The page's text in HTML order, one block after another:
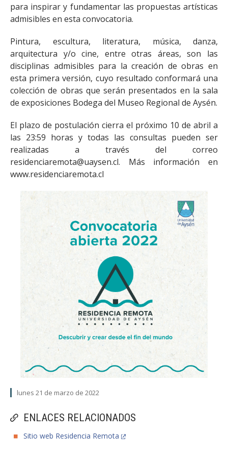
ENLACES RELACIONADOS
Sitio web Residencia Remota
para inspirar y fundamentar las propuestas artísticas
admisibles en esta convocatoria.
Pintura, escultura, literatura, música, danza,
arquitectura y/o cine, entre otras áreas, son las
disciplinas admisibles para la creación de obras en
esta primera versión, cuyo resultado conformará una
colección de obras que serán presentados en la sala
de exposiciones Bodega del Museo Regional de Aysén.
El plazo de postulación cierra el próximo 10 de abril a
las 23:59 horas y todas las consultas pueden ser
realizadas a través del correo
residenciaremota@uaysen.cl. Más información en
www.residenciaremota.cl
lunes 21 de marzo de 2022